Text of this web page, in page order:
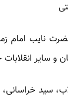
نایب امام
و سایر
سید